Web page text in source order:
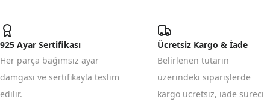
925 Ayar Sertifikası
Her parça bağımsız ayar
damgası ve sertifikayla teslim
edilir.
Ücretsiz Kargo & İade
Belirlenen tutarın
üzerindeki siparişlerde
kargo ücretsiz, iade süreci